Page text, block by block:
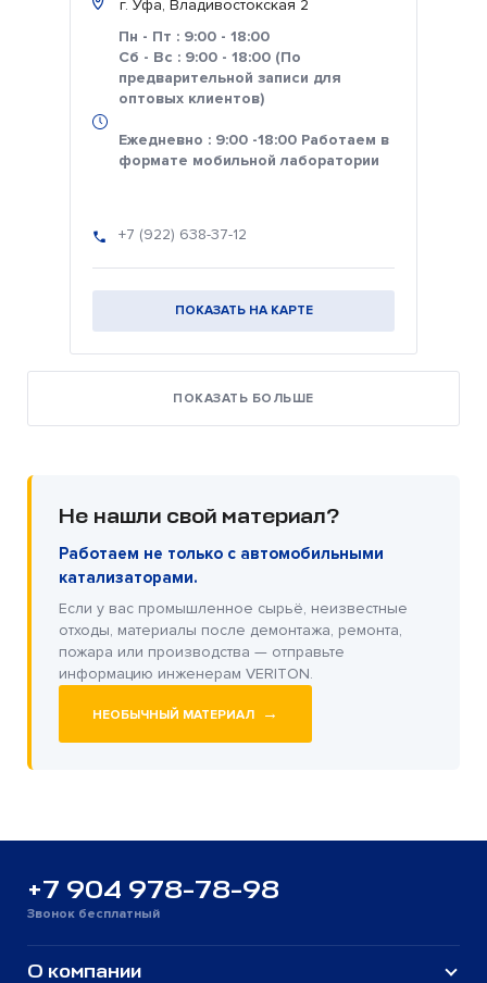
г. Уфа, Владивостокская 2
Пн - Пт : 9:00 - 18:00
Сб - Вс : 9:00 - 18:00 (По
предварительной записи для
оптовых клиентов)
Ежедневно : 9:00 -18:00 Работаем в
формате мобильной лаборатории
+7 (922) 638-37-12
ПОКАЗАТЬ НА КАРТЕ
ПОКАЗАТЬ БОЛЬШЕ
Не нашли свой материал?
Работаем не только с автомобильными
катализаторами.
Если у вас промышленное сырьё, неизвестные
отходы, материалы после демонтажа, ремонта,
пожара или производства — отправьте
информацию инженерам VERITON.
НЕОБЫЧНЫЙ МАТЕРИАЛ →
+7 904 978-78-98
Звонок бесплатный
О компании